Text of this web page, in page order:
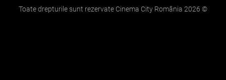
Toate drepturile sunt rezervate Cinema City România 2026 ©